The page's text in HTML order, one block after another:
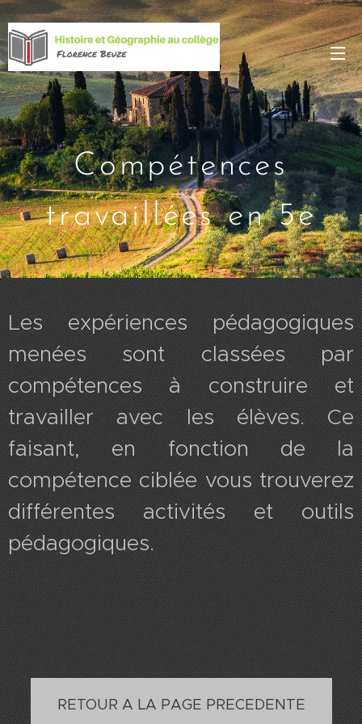
Compétences
travaillées en 5e
Les expériences pédagogiques
menées sont classées par
compétences à construire et
travailler avec les élèves. Ce
faisant, en fonction de la
compétence ciblée vous trouverez
différentes activités et outils
pédagogiques.
RETOUR A LA PAGE PRECEDENTE